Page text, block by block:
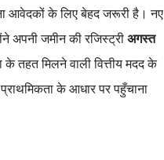
आवेदकों के लिए बेहद जरूरी है। नए
अपनी जमीन की रजिस्ट्री अगस्त
तहत मिलने वाली वित्तीय मदद के
के आधार पर पहुँचाना